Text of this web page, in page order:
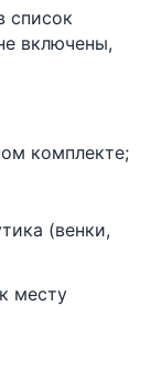
список
включены,
комплекте;
(венки,
месту